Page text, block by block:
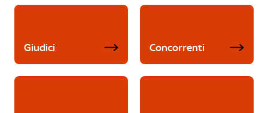
Giudici Concorrenti